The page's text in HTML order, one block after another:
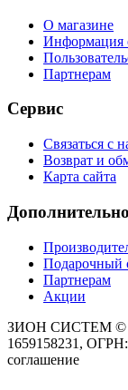
О магазине
Информация
Партнерам
Сервис
Связаться с
Возврат и
Карта сайта
Дополнительно
Подарочный
Партнерам
Акции
ЗИОН СИСТЕМ ©
1659158231,
соглашение